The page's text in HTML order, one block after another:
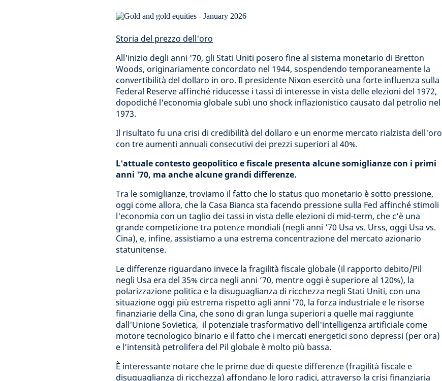
Storia del prezzo dell'oro
All'inizio degli anni '70, gli Stati Uniti posero fine al sistema monetario di Bretton
Woods, originariamente concordato nel 1944, sospendendo temporaneamente la
convertibilità del dollaro in oro. Il presidente Nixon esercitò una forte influenza sulla
Federal Reserve affinché riducesse i tassi di interesse in vista delle elezioni del 1972,
dopodiché l'economia globale subì uno shock inflazionistico causato dal petrolio nel
1973.
Il risultato fu una crisi di credibilità del dollaro e un enorme mercato rialzista dell'oro
con tre aumenti annuali consecutivi dei prezzi superiori al 40%.
L'attuale contesto geopolitico e fiscale presenta alcune somiglianze con i primi
anni '70, ma anche alcune grandi differenze.
Tra le somiglianze, troviamo il fatto che lo status quo monetario è sotto pressione,
oggi come allora, che la Casa Bianca sta facendo pressione sulla Fed affinché stimoli
l'economia con un taglio dei tassi in vista delle elezioni di mid-term, che c’è una
grande competizione tra potenze mondiali (negli anni ’70 Usa vs. Urss, oggi Usa vs.
Cina), e, infine, assistiamo a una estrema concentrazione del mercato azionario
statunitense.
Le differenze riguardano invece la fragilità fiscale globale (il rapporto debito/Pil
negli Usa era del 35% circa negli anni ’70, mentre oggi è superiore al 120%), la
polarizzazione politica e la disuguaglianza di ricchezza negli Stati Uniti, con una
situazione oggi più estrema rispetto agli anni '70, la forza industriale e le risorse
finanziarie della Cina, che sono di gran lunga superiori a quelle mai raggiunte
dall'Unione Sovietica, il potenziale trasformativo dell'intelligenza artificiale come
motore tecnologico binario e il fatto che i mercati energetici sono depressi (per ora)
e l’intensità petrolifera del Pil globale è molto più bassa.
È interessante notare che le prime due di queste differenze (fragilità fiscale e
disuguaglianza di ricchezza) affondano le loro radici, attraverso la crisi finanziaria